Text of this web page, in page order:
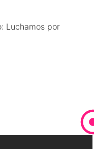
Luchamos por